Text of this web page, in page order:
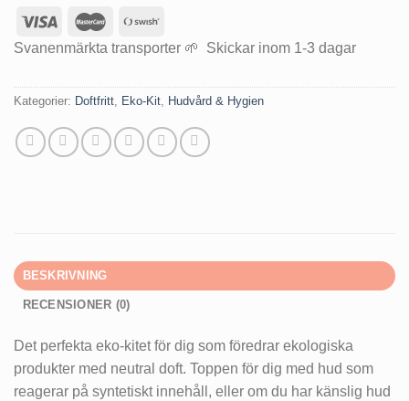
Svanenmärkta transporter 🌱 Skickar inom 1-3 dagar
Kategorier: Doftfritt, Eko-Kit, Hudvård & Hygien
BESKRIVNING
RECENSIONER (0)
Det perfekta eko-kitet för dig som föredrar ekologiska
produkter med neutral doft. Toppen för dig med hud som
reagerar på syntetiskt innehåll, eller om du har känslig hud